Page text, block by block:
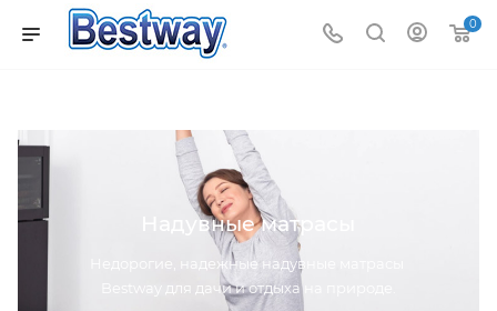
0
Надувные матрасы
Недорогие, надежные надувные матрасы
Bestway для дачи и отдыха на природе.